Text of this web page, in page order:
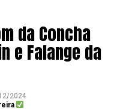
da Concha
e Falange da
2024